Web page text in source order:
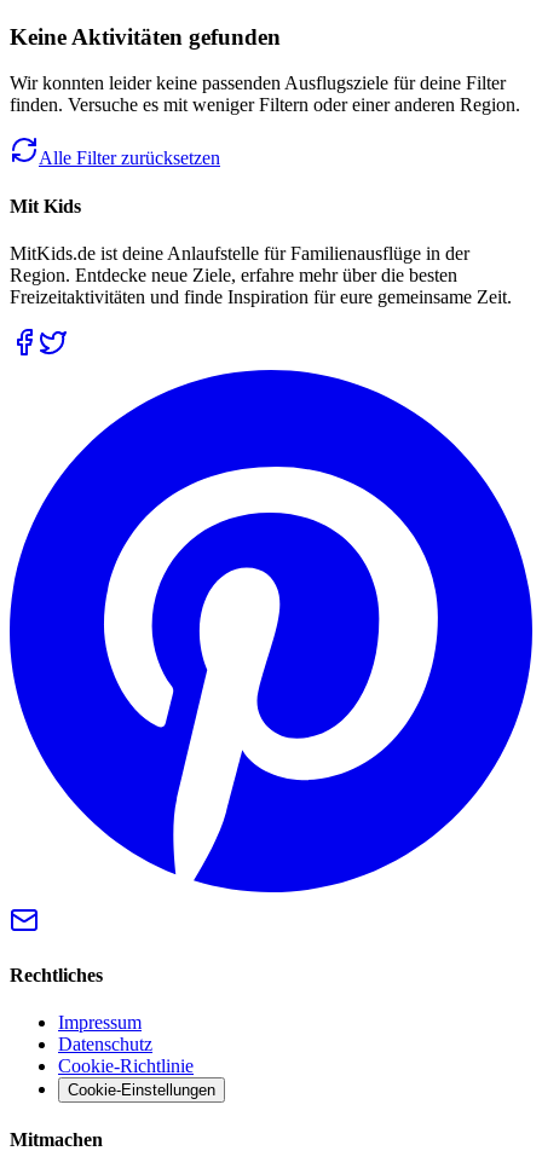
Keine Aktivitäten gefunden
Wir konnten leider keine passenden Ausflugsziele für deine Filter
finden. Versuche es mit weniger Filtern oder einer anderen Region.
Alle Filter zurücksetzen
Mit Kids
MitKids.de ist deine Anlaufstelle für Familienausflüge in der
Region. Entdecke neue Ziele, erfahre mehr über die besten
Freizeitaktivitäten und finde Inspiration für eure gemeinsame Zeit.
Rechtliches
Impressum
Datenschutz
Cookie-Richtlinie
Cookie-Einstellungen
Mitmachen